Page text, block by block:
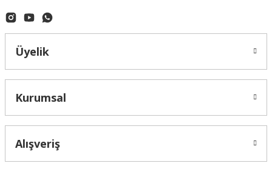
Üyelik
Kurumsal
Alışveriş